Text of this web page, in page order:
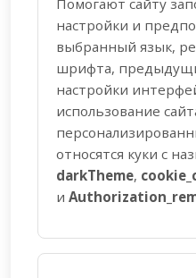
Помогают сайту
настройки и
выбранный язык,
шрифта,
настройки
использование
относятся куки с
darkTheme,
и